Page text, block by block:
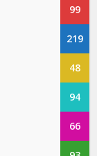
99
219
48
94
66